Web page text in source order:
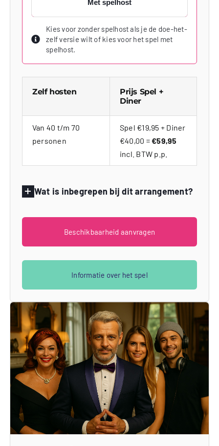
Met spelhost
Kies voor zonder spelhost als je de doe-het-
zelf versie wilt of kies voor het spel met
spelhost.
Zelf hosten
Prijs Spel +
Diner
Van 40 t/m 70
personen
Spel €19,95 + Diner
€40,00 =€59,95
incl. BTW p.p.
Wat is inbegrepen bij dit arrangement?
Beschikbaarheid aanvragen
Informatie over het spel